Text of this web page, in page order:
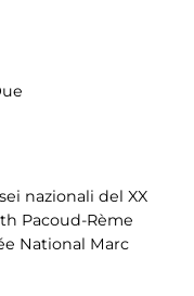
nazionali del XX
Pacoud-Rème
National Marc